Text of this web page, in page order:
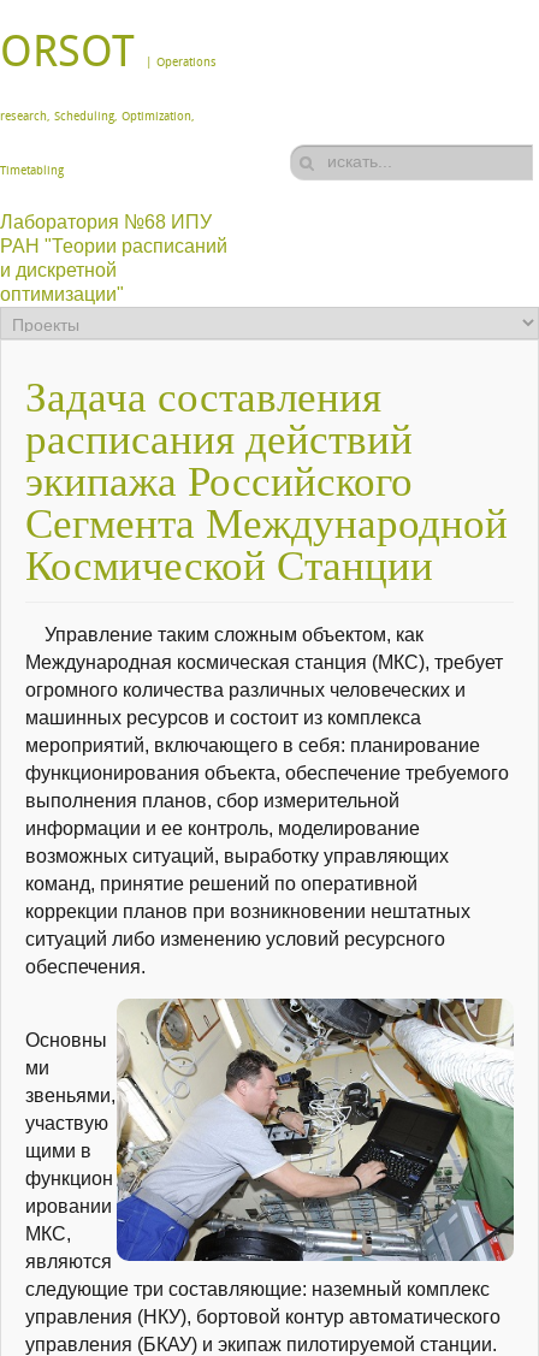
ORSOT | Operations
research, Scheduling, Optimization,
Timetabling
Лаборатория №68 ИПУ
РАН "Теории расписаний
и дискретной
оптимизации"
Задача составления
расписания действий
экипажа Российского
Сегмента Международной
Космической Станции
Управление таким сложным объектом, как
Международная космическая станция (МКС), требует
огромного количества различных человеческих и
машинных ресурсов и состоит из комплекса
мероприятий, включающего в себя: планирование
функционирования объекта, обеспечение требуемого
выполнения планов, сбор измерительной
информации и ее контроль, моделирование
возможных ситуаций, выработку управляющих
команд, принятие решений по оперативной
коррекции планов при возникновении нештатных
ситуаций либо изменению условий ресурсного
обеспечения.
Основны
ми
звеньями,
участвую
щими в
функцион
ировании
МКС,
являются
следующие три составляющие: наземный комплекс
управления (НКУ), бортовой контур автоматического
управления (БКАУ) и экипаж пилотируемой станции.